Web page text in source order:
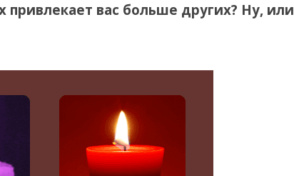
вас больше других? Ну, или